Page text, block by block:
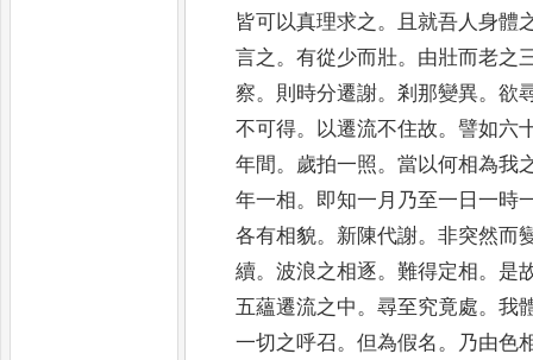
皆可以真理求之。
且就吾人身體
言之。有從少而壯。 由壯而老之
察。 則時分遷謝。剎那變異。欲
不可得。 以遷流不住故。譬如六
年間。 歲拍一照。當以何相為我
年一相 。 即知一月乃至一日一時
各有相貌。 新陳代謝。非突然而
續。波浪之相逐。難得定相 。 是
五蘊遷流之中。尋至究竟處。我
一切之呼召。但為假名。
乃由色